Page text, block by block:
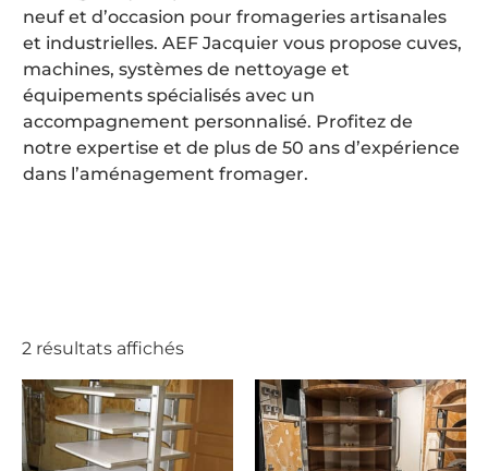
neuf et d’occasion pour fromageries artisanales
et industrielles. AEF Jacquier vous propose cuves,
machines, systèmes de nettoyage et
équipements spécialisés avec un
accompagnement personnalisé. Profitez de
notre expertise et de plus de 50 ans d’expérience
dans l’aménagement fromager.
2 résultats affichés